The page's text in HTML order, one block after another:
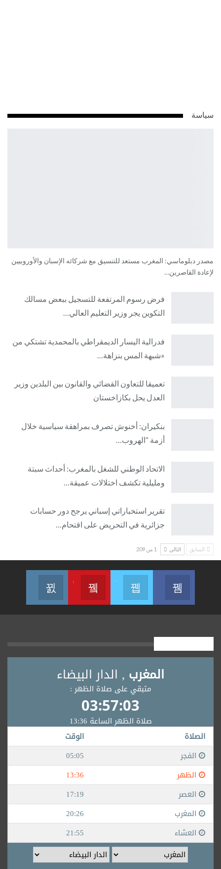
سياسة
مصدر دبلوماسي: المغرب مستعد للتنسيق مع شركائه الإسبان والأوروبيين
لإعادة القاصرين…
فرض رسوم المرتفعة للتسجيل ببعض مسالك
التكوين يجر وزير التعليم العالي…
فدرالية اليسار الديمقراطي بالمحمدية تشتكي من
«شبهة المس بنزاهة…
تعميقا للتعاون القضائي والقانون بين البلدين وزير
العدل يحل بكازاخستان
بنكيران: أخنوش تصرف بمراهقة سياسية خلال
أزمة “الهروب…
الاتحاد الوطني للشغل بالمغرب: أحداث سبتة
ومليلية تكشف اختلالات عميقة…
تقرير استخباراتي إسباني يرجح دور حسابات
جزائرية في التحريض على اقتحام…
السابق التالي 1 من 209